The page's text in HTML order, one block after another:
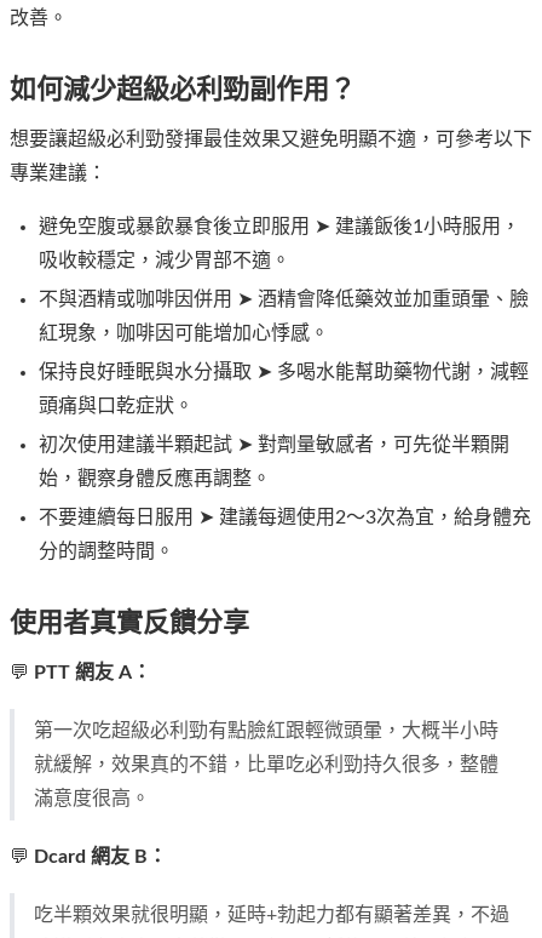
改善。
如何減少超級必利勁副作用？
想要讓超級必利勁發揮最佳效果又避免明顯不適，可參考以下
專業建議：
避免空腹或暴飲暴食後立即服用 ➤ 建議飯後1小時服用，
吸收較穩定，減少胃部不適。
不與酒精或咖啡因併用 ➤ 酒精會降低藥效並加重頭暈、臉
紅現象，咖啡因可能增加心悸感。
保持良好睡眠與水分攝取 ➤ 多喝水能幫助藥物代謝，減輕
頭痛與口乾症狀。
初次使用建議半顆起試 ➤ 對劑量敏感者，可先從半顆開
始，觀察身體反應再調整。
不要連續每日服用 ➤ 建議每週使用2～3次為宜，給身體充
分的調整時間。
使用者真實反饋分享
💬 PTT 網友 A：
第一次吃超級必利勁有點臉紅跟輕微頭暈，大概半小時
就緩解，效果真的不錯，比單吃必利勁持久很多，整體
滿意度很高。
💬 Dcard 網友 B：
吃半顆效果就很明顯，延時+勃起力都有顯著差異，不過